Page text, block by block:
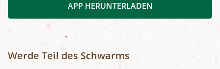
APP HERUNTERLADEN
Werde Teil des Schwarms